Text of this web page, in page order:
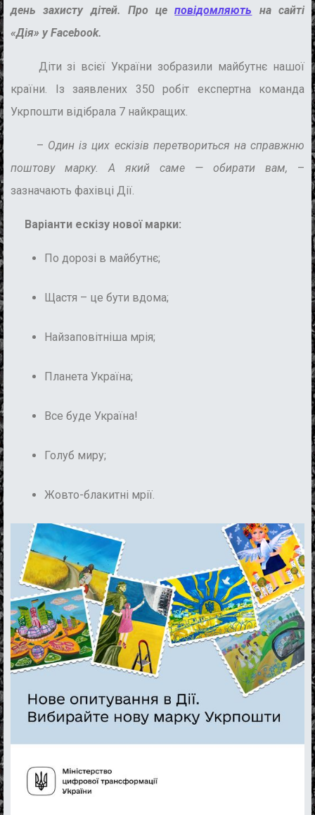
день захисту дітей. Про цеповідомляють на сайті
«Дія» у Facebook.
Діти зі всієї України зобразили майбутнє нашої
країни. Із заявлених 350 робіт експертна команда
Укрпошти відібрала 7 найкращих.
– Один із цих ескізів перетвориться на справжню
поштову марку. А який саме — обирати вам, –
зазначають фахівці Дії.
Варіанти ескізу нової марки:
По дорозі в майбутнє;
Щастя – це бути вдома;
Найзаповітніша мрія;
Планета Україна;
Все буде Україна!
Голуб миру;
Жовто-блакитні мрії.